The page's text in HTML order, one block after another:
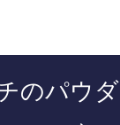
のパウ